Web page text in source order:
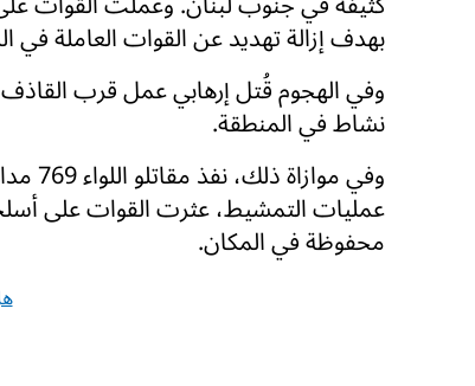
بهدف إزالة تهديد عن القوات العاملة في
وفي الهجوم قُتل إرهابي عمل قرب
نشاط في المنطقة.
وفي
عمليات التمشيط، عثرت القوات على
محفوظة في المكان.